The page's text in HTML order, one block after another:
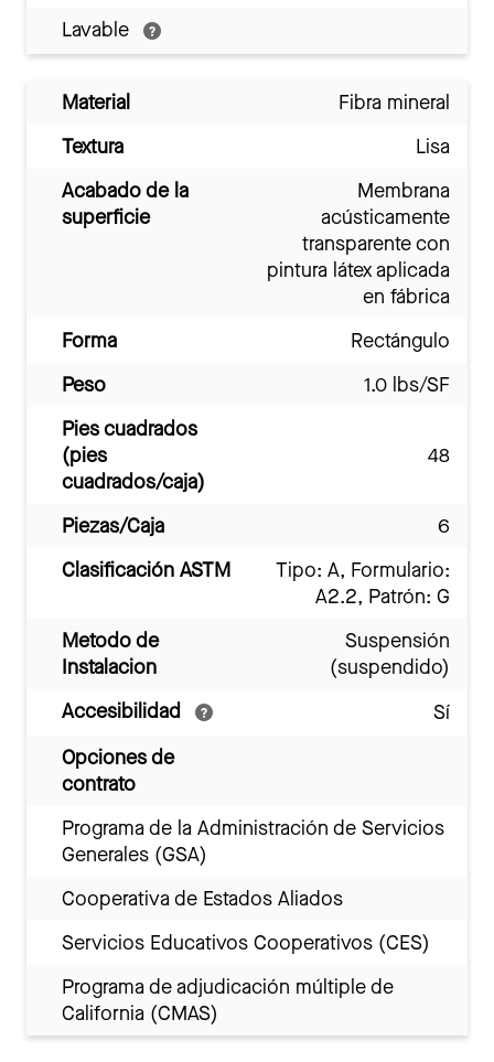
Lavable
Material
Fibra mineral
Textura
Lisa
Acabado de la
superficie
Membrana
acústicamente
transparente con
pintura látex aplicada
en fábrica
Forma
Rectángulo
Peso
1.0 lbs/SF
Pies cuadrados
(pies
cuadrados/caja)
48
Piezas/Caja
6
Clasificación ASTM
Tipo: A, Formulario:
A2.2, Patrón: G
Metodo de
Instalacion
Suspensión
(suspendido)
Accesibilidad
Sí
Opciones de
contrato
Programa de la Administración de Servicios
Generales (GSA)
Cooperativa de Estados Aliados
Servicios Educativos Cooperativos (CES)
Programa de adjudicación múltiple de
California (CMAS)